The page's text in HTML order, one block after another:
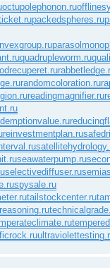
octupolephonon.ru
packedspheres.ru
quadrupleworm.ru
randomcoloration.ru
readingmagnifier.ru
reinvestmentplan.ru
seawaterpump.ru
selectivediffuser.ru
spysale.ru
tailstockcenter.ru